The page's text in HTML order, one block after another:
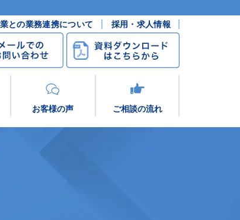
との業務連携について 採用・求人情報
お客様の声 ご相談の流れ